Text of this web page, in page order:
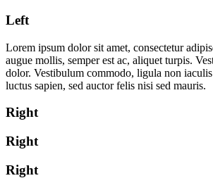
Left
Lorem ipsum dolor sit amet, consectetur
augue mollis, semper est ac, aliquet turpis.
dolor. Vestibulum commodo, ligula non
luctus sapien, sed auctor felis nisi sed mauris.
Right
Right
Right